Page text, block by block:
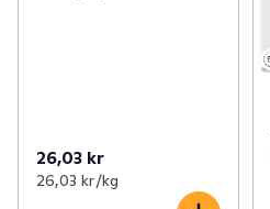
26,03 kr
26,03 kr /kg